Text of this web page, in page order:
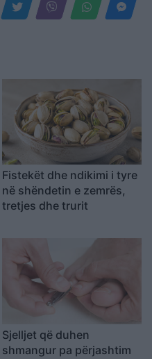
Fistekët dhe ndikimi i tyre
në shëndetin e zemrës,
tretjes dhe trurit
Sjelljet që duhen
shmangur pa përjashtim